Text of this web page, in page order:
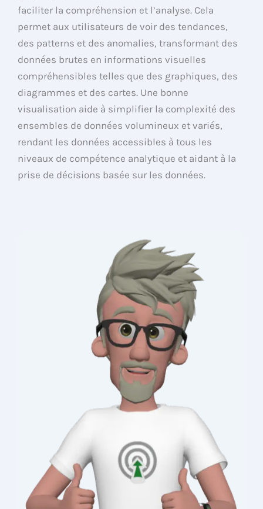
faciliter la compréhension et l’analyse. Cela
permet aux utilisateurs de voir des tendances,
des patterns et des anomalies, transformant des
données brutes en informations visuelles
compréhensibles telles que des graphiques, des
diagrammes et des cartes. Une bonne
visualisation aide à simplifier la complexité des
ensembles de données volumineux et variés,
rendant les données accessibles à tous les
niveaux de compétence analytique et aidant à la
prise de décisions basée sur les données.